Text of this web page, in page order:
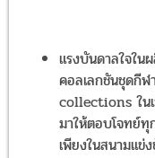
แรงบันดาลใจใ
คอลเลกชันชุดกี
collections ใน
มาให้ตอบโจทย์ทุ
เพียงในสนามแข่